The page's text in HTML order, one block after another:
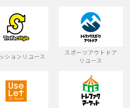
ションリユース
スポーツアウトドア
リユース